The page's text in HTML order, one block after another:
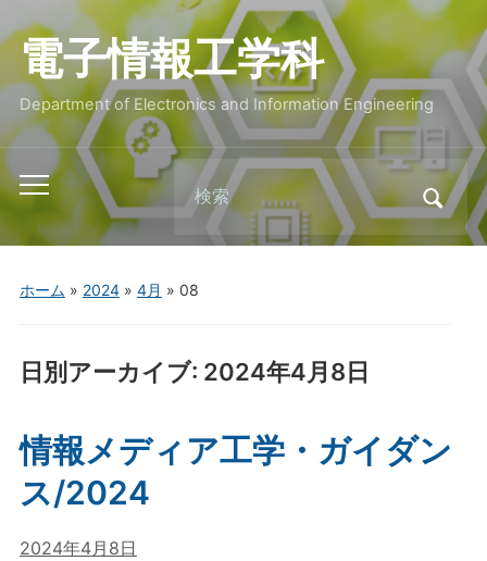
電子情報工学科
Department of Electronics and Information Engineering
Toggle
mobile
menu
Search
for:
ホーム » 2024» 4月 » 08
日別アーカイブ: 2024年4月8日
情報メディア工学・ガイダン
ス/2024
2024年4月8日